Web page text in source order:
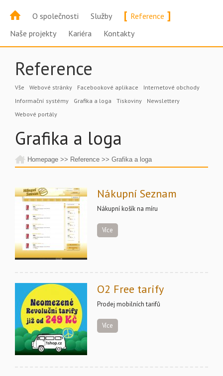
O společnosti Služby [ Reference ]
Naše projekty Kariéra Kontakty
Reference
Vše Webové stránky Facebookové aplikace
Internetové obchody
Informační systémy
Grafika a loga Tiskoviny
Newslettery
Webové portály
Grafika a loga
Homepage >> Reference >> Grafika a loga
Nákupní Seznam
Nákupní košík na míru
Více
O2 Free tarify
Prodej mobilních tarifů
Více